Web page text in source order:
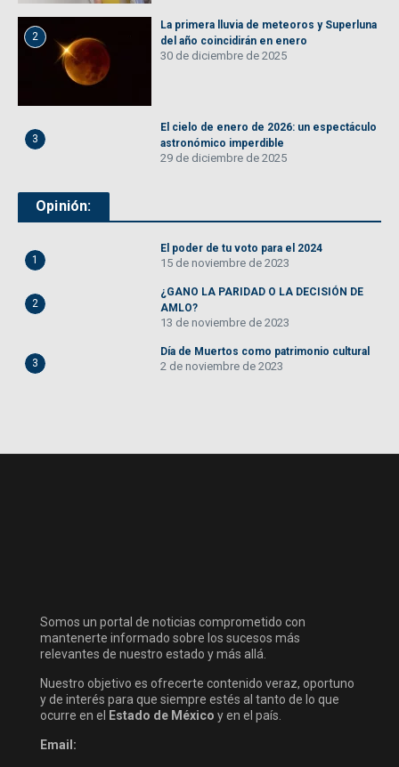
2
La primera lluvia de meteoros y Superluna
del año coincidirán en enero
30 de diciembre de 2025
3
El cielo de enero de 2026: un espectáculo
astronómico imperdible
29 de diciembre de 2025
Opinión:
1
El poder de tu voto para el 2024
15 de noviembre de 2023
2
¿GANO LA PARIDAD O LA DECISIÓN DE
AMLO?
13 de noviembre de 2023
3
Día de Muertos como patrimonio cultural
2 de noviembre de 2023
Somos un portal de noticias comprometido con
mantenerte informado sobre los sucesos más
relevantes de nuestro estado y más allá.
Nuestro objetivo es ofrecerte contenido veraz, oportuno
y de interés para que siempre estés al tanto de lo que
ocurre en el
Estado de México y en el país.
Email: